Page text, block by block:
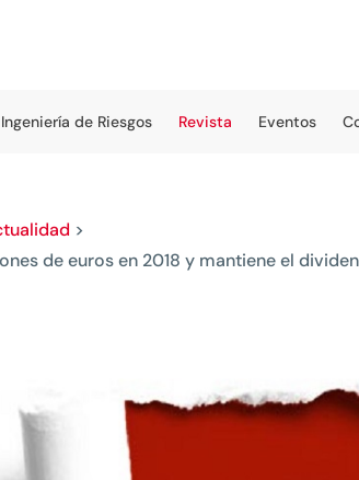
Ingeniería de Riesgos Revista Eventos
>
de euros en 2018 y mantiene el